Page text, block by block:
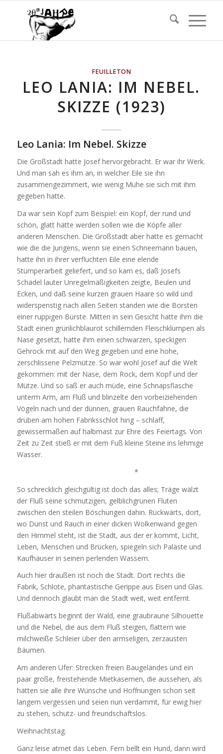
FEUILLETON
LEO LANIA: IM NEBEL.
SKIZZE (1923)
Leo Lania: Im Nebel. Skizze
Die Großstadt hatte Josef hervorgebracht. Er war ihr Werk.
Und man sah es ihm an, in welcher Eile sie ihn
zusammengezimmert, wie wenig Mühe sie sich mit ihm
gegeben hatte.
Da war sein Kopf zum Beispiel: ein Kopf, der rund und
schön, glatt hätte werden sollen wie die Köpfe aller
anderen Menschen. Die Großstadt aber hatte es gemacht
wie die die Jungens, wenn sie einen Schneemann bauen,
hatte ihn in ihrer verfluchten Eile eine elende
Stümperarbeit geliefert, und so kam es, daß Josefs
Schädel lauter Unregelmäßigkeiten zeigte, Beulen und
Ecken, und daß seine kurzen grauen Haare so wild und
widerspenstig nach allen Seiten standen wie die Borsten
einer ruppigen Bürste. Mitten in sein Gesicht hatte ihm die
Stadt einen grünlichblaurot schillernden Fleischklumpen als
Nase gesetzt, hatte ihm einen schwarzen, speckigen
Gehrock mit auf den Weg gegeben und eine hohe,
zerschlissene Pelzmütze. So war wohl Josef auf die Welt
gekommen: mit der Nase, dem Rock, dem Kopf und der
Mütze. Und so saß er auch müde, eine Schnapsflasche
unterm Arm, am Fluß und blinzelte den vorbeiziehenden
Vögeln nach und der dünnen, grauen Rauchfahne, die
drüben am hohen Fabriksschlot hing – schlaff,
gewissermaßen auf halbmast zur Ehre des Feiertags. Von
Zeit zu Zeit stieß er mit dem Fuß kleine Steine ins lehmige
Wasser.
*
So schrecklich gleichgültig ist doch das alles; Träge wälzt
der Fluß seine schmutzigen, gelblichgrünen Fluten
zwischen den steilen Böschungen dahin. Rückwärts, dort,
wo Dunst und Rauch in einer dicken Wolkenwand gegen
den Himmel steht, ist die Stadt, aus der er kommt, Licht,
Leben, Menschen und Brücken, spiegeln sich Paläste und
Kaufhäuser in seinen perlenden Wassern.
Auch hier draußen ist noch die Stadt. Dort rechts die
Fabrik, Schlote, phantastische Gerippe aus Eisen und Glas.
Und dennoch glaubt man die Stadt weit, weit entfernt.
Flußabwärts beginnt der Wald, eine graubraune Silhouette
und die Nebel, die aus dem Fluß steigen, flattern wie
milchweiße Schleier über den armseligen, zerzausten
Bäumen.
Am anderen Ufer: Strecken freien Baugeländes und ein
paar große, freistehende Mietkasernen, die aussehen, als
hätten sie alle ihre Wünsche und Hoffnungen schon seit
langem vergessen und seien nun verdammt, für ewig hier
zu stehen, schutz- und freundschaftslos.
Weihnachtstag.
Ganz leise atmet das Leben. Fern bellt ein Hund, dann wird